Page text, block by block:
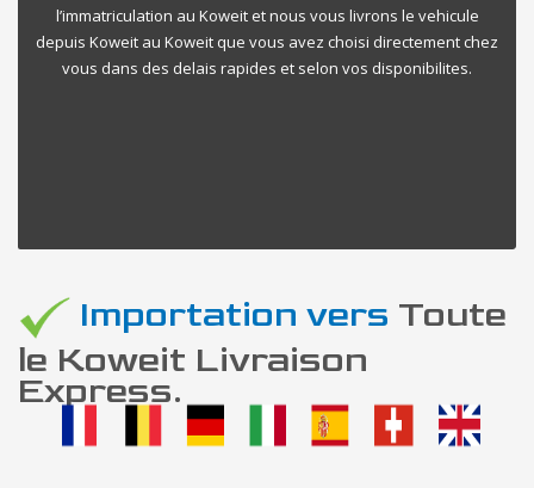
l’immatriculation au Koweit et nous vous livrons le vehicule
depuis Koweit au Koweit que vous avez choisi directement chez
vous dans des delais rapides et selon vos disponibilites.
Importation vers Toute
le Koweit Livraison
Express.